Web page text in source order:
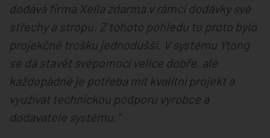
dodává firma Xella zdarma v rámci dodávky své
střechy a stropu. Z tohoto pohledu to proto bylo
projekčně trošku jednodušší. V systému Ytong
se dá stavět svépomocí velice dobře, ale
každopádně je potřeba mít kvalitní projekt a
využívat technickou podporu výrobce a
dodavatele systému.“